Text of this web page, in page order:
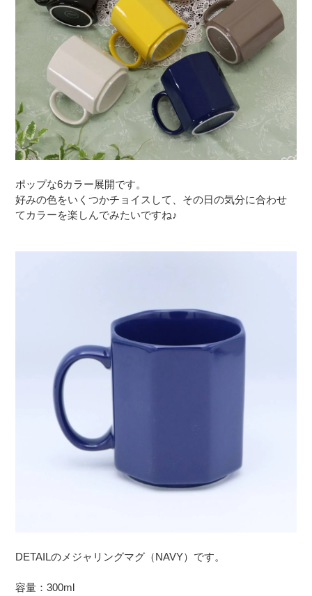
ポップな6カラー展開です。
好みの色をいくつかチョイスして、その日の気分に合わせ
てカラーを楽しんでみたいですね♪
DETAILのメジャリングマグ（NAVY）です。
容量：300ml